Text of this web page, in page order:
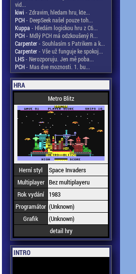
vid...
kiwi - Zdravim, hledam hru, kte...
PCH- DeepSeek našel pouze toh...
Kuppa - Hledám logickou hru z C6...
PCH- Mdlý PCH má odzkoušený R...
Carpenter- Souhlasím s Patrikem a k...
Carpenter- Vše už funguje ke spokoj...
LHS- Nerozporuju. Jen mě poba...
PCH- Mas dve moznosti. 1. bu...
HRA
Metro Blitz
Herní styl
Space Invaders
Multiplayer Bez multiplayeru
Rok vydání
1983
Programátor (Unknown)
Grafik
(Unknown)
detail hry
INTRO